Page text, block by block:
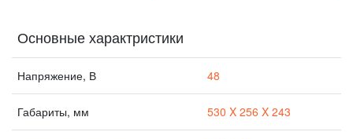
Основные характристики
Напряжение, В 48
Габариты, мм 530 X 256 X 243